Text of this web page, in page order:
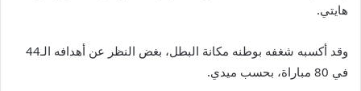
هايتي.
وقد أكسبه شغفه بوطنه مكانة البطل، بغض النظر عن أهدافه الـ44
في 80 مباراة، بحسب ميدي.